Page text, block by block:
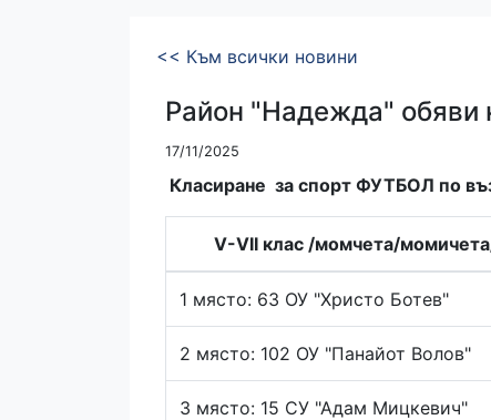
<< Към всички новини
Район "Надежда" обяви
17/11/2025
Класиране за спорт ФУТБОЛ по
V-VII клас /момчета/
1 място: 63 ОУ "Христо Ботев"
2 място: 102 ОУ "Панайот Волов"
3 място: 15 СУ "Адам Мицкевич"